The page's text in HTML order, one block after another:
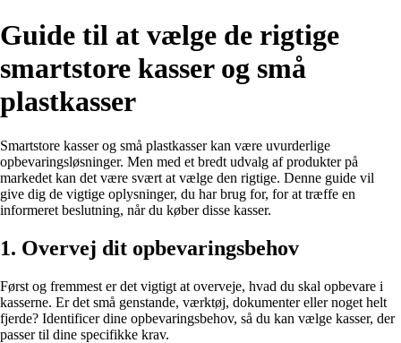
Guide til at vælge de rigtige
smartstore kasser og små
plastkasser
Smartstore kasser og små plastkasser kan være uvurderlige
opbevaringsløsninger. Men med et bredt udvalg af produkter på
markedet kan det være svært at vælge den rigtige. Denne guide vil
give dig de vigtige oplysninger, du har brug for, for at træffe en
informeret beslutning, når du køber disse kasser.
1. Overvej dit opbevaringsbehov
Først og fremmest er det vigtigt at overveje, hvad du skal opbevare i
kasserne. Er det små genstande, værktøj, dokumenter eller noget helt
fjerde? Identificer dine opbevaringsbehov, så du kan vælge kasser, der
passer til dine specifikke krav.